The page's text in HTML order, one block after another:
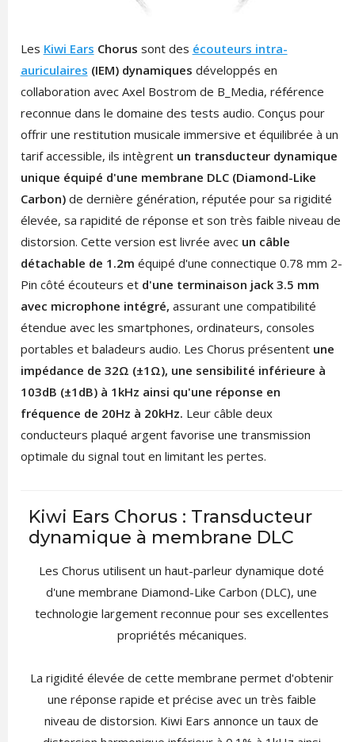
Les Kiwi Ears Chorus sont des écouteurs intra-
auriculaires (IEM) dynamiques développés en
collaboration avec Axel Bostrom de B_Media, référence
reconnue dans le domaine des tests audio. Conçus pour
offrir une restitution musicale immersive et équilibrée à un
tarif accessible, ils intègrent un transducteur dynamique
unique équipé d'une membrane DLC (Diamond-Like
Carbon)de dernière génération, réputée pour sa rigidité
élevée, sa rapidité de réponse et son très faible niveau de
distorsion. Cette version est livrée avec un câble
détachable de 1.2m équipé d'une connectique 0.78 mm 2-
Pin côté écouteurs et d'une terminaison jack 3.5 mm
avec microphone intégré, assurant une compatibilité
étendue avec les smartphones, ordinateurs, consoles
portables et baladeurs audio. Les Chorus présententune
impédance de 32Ω (±1Ω), une sensibilité inférieure à
103dB (±1dB) à 1kHz ainsi qu'une réponse en
fréquence de 20Hz à 20kHz. Leur câble deux
conducteurs plaqué argent favorise une transmission
optimale du signal tout en limitant les pertes.
Kiwi Ears Chorus : Transducteur
dynamique à membrane DLC
Les Chorus utilisent un haut-parleur dynamique doté
d'une membrane Diamond-Like Carbon (DLC), une
technologie largement reconnue pour ses excellentes
propriétés mécaniques.
La rigidité élevée de cette membrane permet d'obtenir
une réponse rapide et précise avec un très faible
niveau de distorsion. Kiwi Ears annonce un taux de